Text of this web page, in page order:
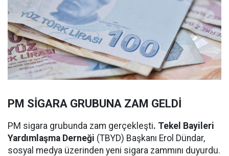
PM SİGARA GRUBUNA ZAM GELDİ
PM sigara grubunda zam gerçekleşti. Tekel Bayileri
Yardımlaşma Derneği (TBYD) Başkanı Erol Dündar,
sosyal medya üzerinden yeni sigara zammını duyurdu.